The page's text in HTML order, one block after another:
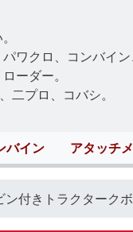
ワクロ、コンバイン
ーダー。
二プロ、コバシ。
バイン アタッチ
ン付きトラクターク